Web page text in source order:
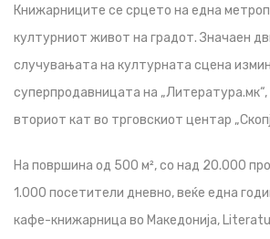
Книжарниците се срцето на една
културниот живот на градот. Значаен
случувањата на културната сцена
суперпродавницата на
вториот кат во трговскиот центар
На површина од 500 м², со над 20.000
1.000 посетители дневно, веќе една
кафе-книжарница во Македонија,